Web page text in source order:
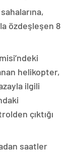
özdeşleşen 8
helikopter,
ilgili
çıktığı
saatler